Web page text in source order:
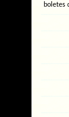
boletes